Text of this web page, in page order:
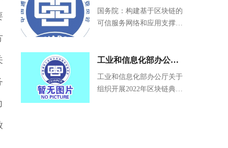
咨询、人力资源等某一项或
多项支持与服务的法人单位
人、参与方式
链的可信服务网络和应
用支撑平台
国务院：构建基于区块链的
可信服务网络和应用支撑平
工业和信息化部办公厅
关于组织开展2022年区
块链典型应用案例征集
工业和信息化部办公厅关于
组织开展2022年区块链典型